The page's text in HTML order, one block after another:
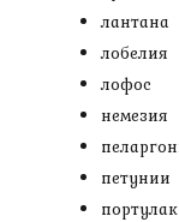
лантана
лобелия
лофос
немезия
петунии
портулак